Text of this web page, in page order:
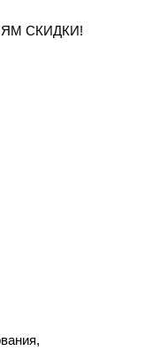
СКИДКИ!